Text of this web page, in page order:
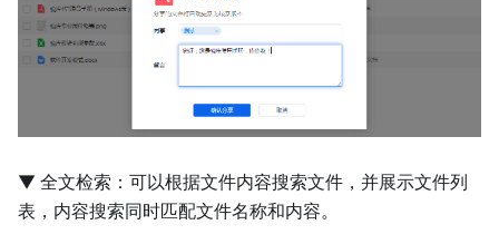
▼ 全文检索：可以根据文件内容搜索文件，并展示文件列
表，内容搜索同时匹配文件名称和内容。